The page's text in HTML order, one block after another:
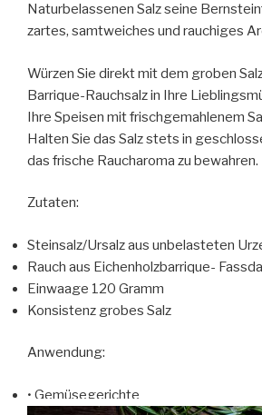
Naturbelassenen Salz seine
zartes, samtweiches und rauchiges
Würzen Sie direkt mit dem groben
Barrique-Rauchsalz in Ihre
Ihre Speisen mit frischgemahlenem
Halten Sie das Salz stets in
das frische Raucharoma zu bewahren.
Zutaten:
Steinsalz/Ursalz aus unbelasteten
Rauch aus Eichenholzbarrique-
Einwaage 120 Gramm
Konsistenz grobes Salz
Anwendung:
• Gemüsegerichte